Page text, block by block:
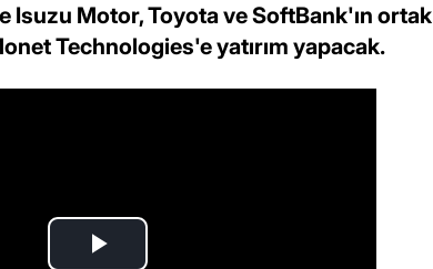
Isuzu Motor, Toyota ve SoftBank'ın ortak
Technologies'e yatırım yapacak.